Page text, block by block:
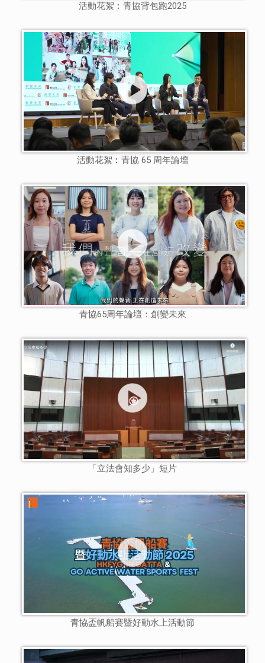
活動花絮︰青協背包跑2025
活動花絮︰青協 65 周年論壇
青協65周年論壇：創變未來
「立法會知多少」短片
青協盃帆船賽暨好動水上活動節